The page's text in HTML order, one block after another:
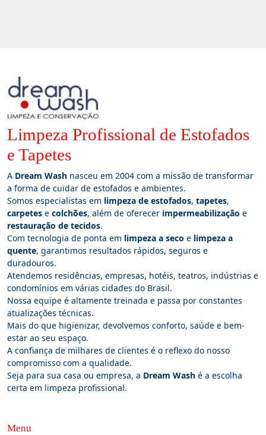
Limpeza Profissional de Estofados
e Tapetes
A Dream Wash nasceu em 2004 com a missão de transformar
a forma de cuidar de estofados e ambientes.
Somos especialistas em limpeza de estofados, tapetes,
carpetes e colchões, além de oferecer impermeabilização e
restauração de tecidos.
Com tecnologia de ponta em limpeza a seco e limpeza a
quente, garantimos resultados rápidos, seguros e
duradouros.
Atendemos residências, empresas, hotéis, teatros, indústrias e
condomínios em várias cidades do Brasil.
Nossa equipe é altamente treinada e passa por constantes
atualizações técnicas.
Mais do que higienizar, devolvemos conforto, saúde e bem-
estar ao seu espaço.
A confiança de milhares de clientes é o reflexo do nosso
compromisso com a qualidade.
Seja para sua casa ou empresa, a Dream Wash é a escolha
certa em limpeza profissional.
Menu